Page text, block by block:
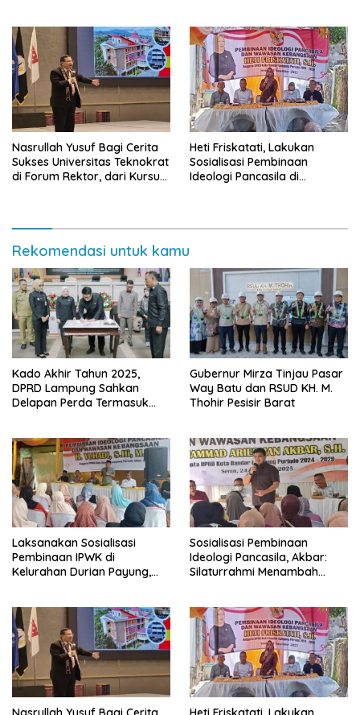
Nasrullah Yusuf Bagi Cerita
Sukses Universitas Teknokrat
di Forum Rektor, dari Kursus
Heti Friskatati, Lakukan
Sosialisasi Pembinaan
Ideologi Pancasila di
Rekomendasi untuk kamu
Kado Akhir Tahun 2025,
DPRD Lampung Sahkan
Delapan Perda Termasuk
Gubernur Mirza Tinjau Pasar
Way Batu dan RSUD KH. M.
Thohir Pesisir Barat
Laksanakan Sosialisasi
Pembinaan IPWK di
Kelurahan Durian Payung,
Sosialisasi Pembinaan
Ideologi Pancasila, Akbar:
Silaturrahmi Menambah